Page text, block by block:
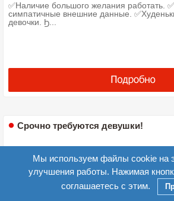
✅Наличие большого желания работать.
симпатичные внешние данные.
девочки. Ϧ...
Срочно требуются девушки!
Мы используем файлы cookie на
улучшения работы. Нажимая
соглашаетесь с этим.